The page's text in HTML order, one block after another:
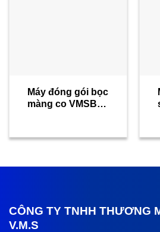
Máy đóng gói bọc
màng co VMSBS
CÔNG TY TNHH THƯƠNG
V.M.S